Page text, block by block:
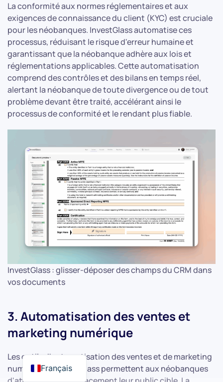
La conformité aux normes réglementaires et aux
exigences de connaissance du client (KYC) est cruciale
pour les néobanques. InvestGlass automatise ces
processus, réduisant le risque d'erreur humaine et
garantissant que la néobanque adhère aux lois et
réglementations applicables. Cette automatisation
comprend des contrôles et des bilans en temps réel,
alertant la néobanque de toute divergence ou de tout
problème devant être traité, accélérant ainsi le
processus de conformité et le rendant plus fiable.
InvestGlass : glisser-déposer des champs du CRM dans
vos documents
3. Automatisation des ventes et
marketing numérique
Les outils d'automatisation des ventes et de marketing
numérique d'InvestGlass permettent aux néobanques
Français